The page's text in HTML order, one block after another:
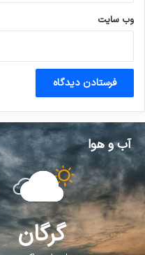
وب‌ سایت
آب و هوا
گرگان